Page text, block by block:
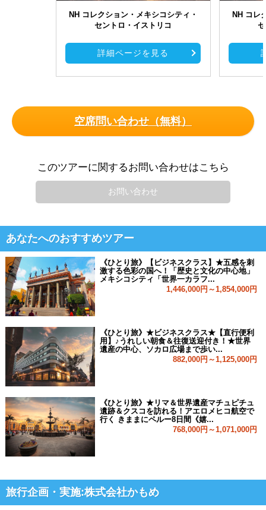
NH コレクション・メキシコシティ・
セントロ・イストリコ
詳細ページを見る
NH コレ
空席問い合わせ（無料）
このツアーに関するお問い合わせはこちら
お問い合わせ
あなたへのおすすめツアー
《ひとり旅》【ビジネスクラス】★五感を刺
激する色彩の国へ！「歴史と文化の中心地」
メキシコシティ「世界一カラフ...
1,446,000円～1,854,000円
《ひとり旅》★ビジネスクラス★【直行便利
用】♪うれしい朝食＆往復送迎付き！★世界
遺産の中心、ソカロ広場まで歩い...
882,000円～1,125,000円
《ひとり旅》★リマ＆世界遺産マチュピチュ
遺跡＆クスコを訪れる！アエロメヒコ航空で
行く きままにペルー8日間《嬉...
768,000円～1,071,000円
旅行企画・実施:株式会社かもめ